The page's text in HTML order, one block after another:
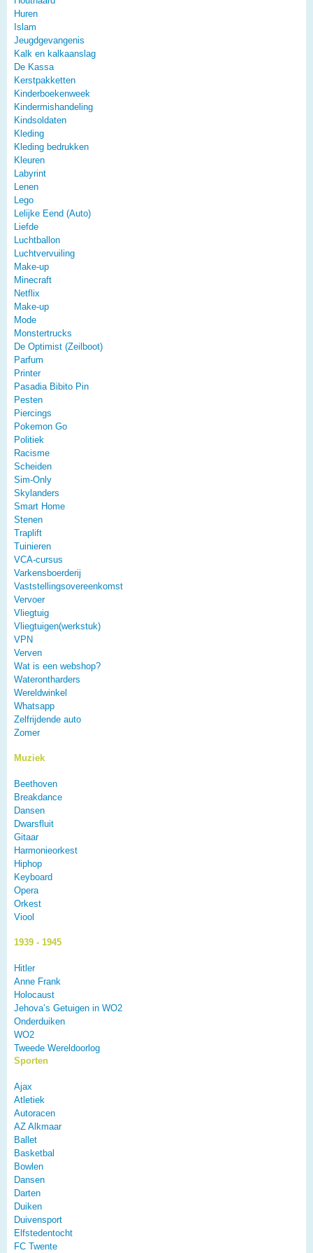
Huren
Islam
Jeugdgevangenis
Kalk en kalkaanslag
De Kassa
Kerstpakketten
Kinderboekenweek
Kindermishandeling
Kindsoldaten
Kleding
Kleding bedrukken
Kleuren
Labyrint
Lenen
Lego
Lelijke Eend (Auto)
Liefde
Luchtballon
Luchtvervuiling
Make-up
Minecraft
Netflix
Make-up
Mode
Monstertrucks
De Optimist (Zeilboot)
Parfum
Printer
Pasadia Bibito Pin
Pesten
Piercings
Pokemon Go
Politiek
Racisme
Scheiden
Sim-Only
Skylanders
Smart Home
Stenen
Traplift
Tuinieren
VCA-cursus
Varkensboerderij
Vaststellingsovereenkomst
Vervoer
Vliegtuig
Vliegtuigen(werkstuk)
VPN
Verven
Wat is een webshop?
Waterontharders
Wereldwinkel
Whatsapp
Zelfrijdende auto
Zomer
Muziek
Beethoven
Breakdance
Dansen
Dwarsfluit
Gitaar
Harmonieorkest
Hiphop
Keyboard
Opera
Orkest
Viool
1939 - 1945
Hitler
Anne Frank
Holocaust
Jehova’s Getuigen in WO2
Onderduiken
WO2
Tweede Wereldoorlog
Sporten
Ajax
Atletiek
Autoracen
AZ Alkmaar
Ballet
Basketbal
Bowlen
Dansen
Darten
Duiken
Duivensport
Elfstedentocht
FC Twente